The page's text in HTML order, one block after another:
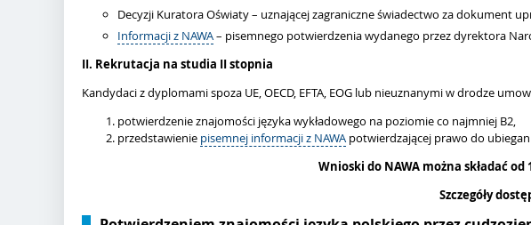
Decyzji Kuratora Oświaty – uznającej zagraniczne świadectwo za dokument
Informacji z NAWA– pisemnego potwierdzenia wydanego przez dyrektora
II. Rekrutacja na studia II stopnia
Kandydaci z dyplomami spoza UE, OECD, EFTA, EOG lub nieuznanymi w drodze
potwierdzenie znajomości języka wykładowego na poziomie co najmniej B2,
przedstawienie pisemnej informacji z NAWA potwierdzającej prawo do
Wnioski do NAWA można składać
Szczegóły